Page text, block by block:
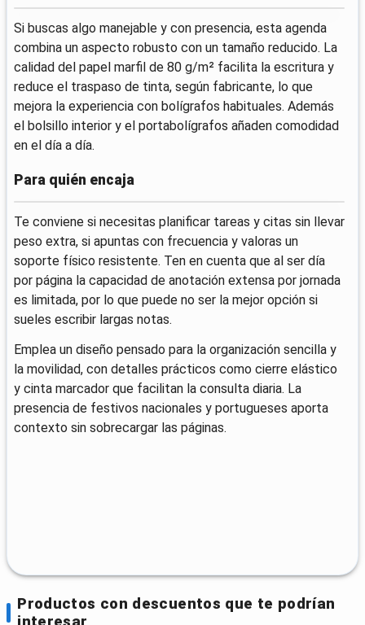
Si buscas algo manejable y con presencia, esta agenda
combina un aspecto robusto con un tamaño reducido. La
calidad del papel marfil de 80 g/m² facilita la escritura y
reduce el traspaso de tinta, según fabricante, lo que
mejora la experiencia con bolígrafos habituales. Además
el bolsillo interior y el portabolígrafos añaden comodidad
en el día a día.
Para quién encaja
Te conviene si necesitas planificar tareas y citas sin llevar
peso extra, si apuntas con frecuencia y valoras un
soporte físico resistente. Ten en cuenta que al ser día
por página la capacidad de anotación extensa por jornada
es limitada, por lo que puede no ser la mejor opción si
sueles escribir largas notas.
Emplea un diseño pensado para la organización sencilla y
la movilidad, con detalles prácticos como cierre elástico
y cinta marcador que facilitan la consulta diaria. La
presencia de festivos nacionales y portugueses aporta
contexto sin sobrecargar las páginas.
Productos con descuentos que te podrían
interesar